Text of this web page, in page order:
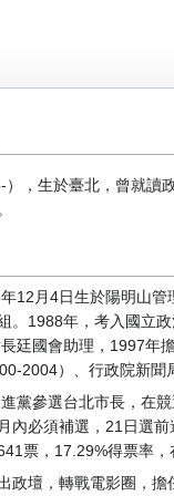
），生於臺北，曾就讀
12月4日生於陽明山
。1988年，考入國立
廷國會助理，1997年
2004）、行政院新聞
黨參選台北市長，在
內必須補選，21日選
票，17.29%得票率，
政壇，轉戰電影圈，